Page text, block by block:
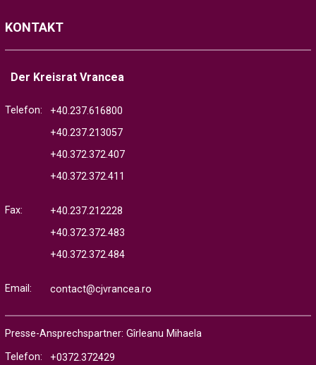
KONTAKT
Der Kreisrat Vrancea
Telefon:
+40.237.616800
+40.237.213057
+40.372.372.407
+40.372.372.411
Fax:
+40.237.212228
+40.372.372.483
+40.372.372.484
Email: contact@cjvrancea.ro
Presse-Ansprechspartner: Gîrleanu Mihaela
Telefon:
+0372.372429